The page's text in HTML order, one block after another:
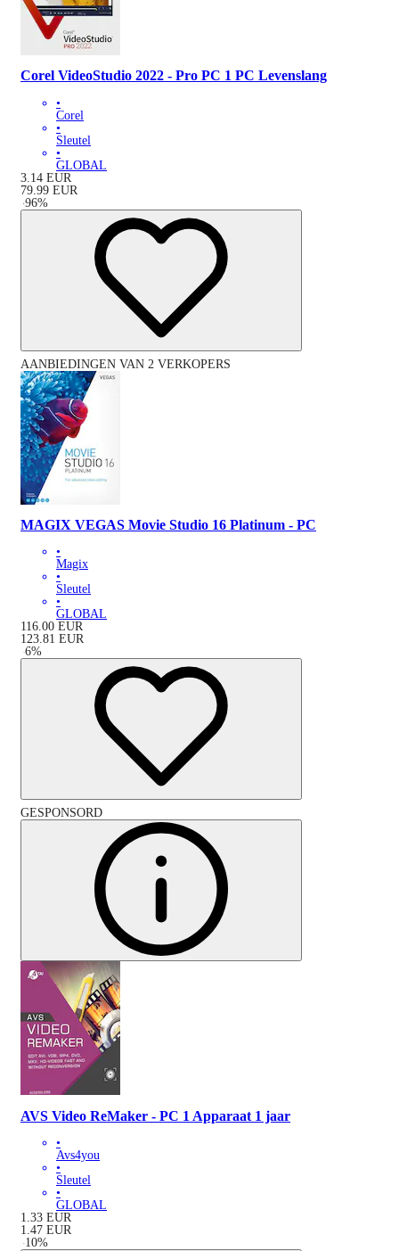
Corel VideoStudio 2022 - Pro PC 1 PC Levenslang
•
Corel
•
Sleutel
•
GLOBAL
3.14 EUR
79.99 EUR
-96%
AANBIEDINGEN VAN 2 VERKOPERS
MAGIX VEGAS Movie Studio 16 Platinum - PC
•
Magix
•
Sleutel
•
GLOBAL
116.00 EUR
123.81 EUR
-6%
GESPONSORD
AVS Video ReMaker - PC 1 Apparaat 1 jaar
•
Avs4you
•
Sleutel
•
GLOBAL
1.33 EUR
1.47 EUR
-10%